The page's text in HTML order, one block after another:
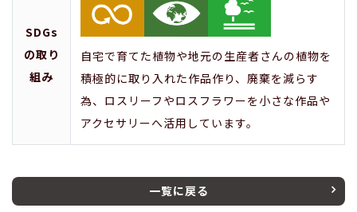
SDGs
の取り
組み
自宅で育てた植物や地元の生産者さんの植物を
積極的に取り入れた作品作り、廃棄を減らす
為、ロスリーフやロスフラワーを小さな作品や
アクセサリーへ活用しています。
一覧に戻る